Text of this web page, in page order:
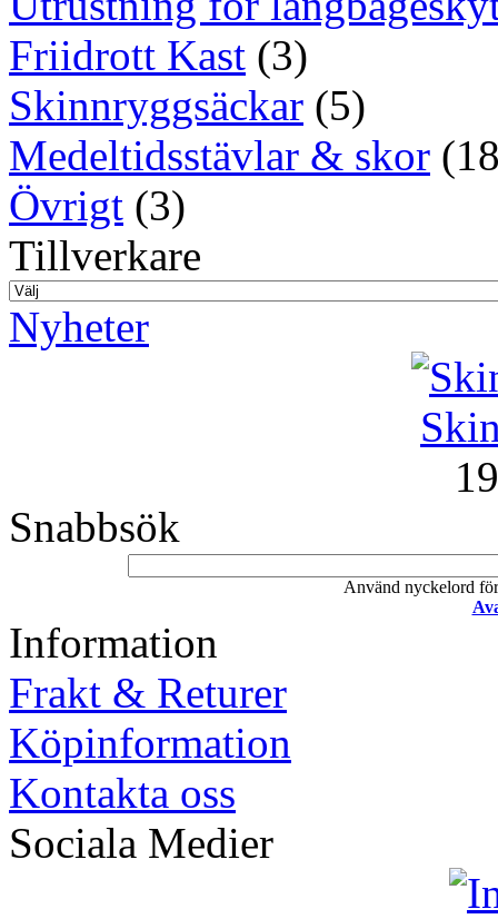
Friidrott Kast (3)
Skinnryggsäckar (5)
Medeltidsstävlar & skor
Övrigt (3)
Tillverkare
Nyheter
Snabbsök
Använd nyckelord
Information
Frakt & Returer
Köpinformation
Kontakta oss
Sociala Medier